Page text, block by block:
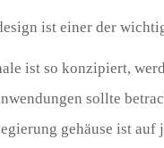
ist einer der
ist so konzipiert,
sollte
gehäuse ist